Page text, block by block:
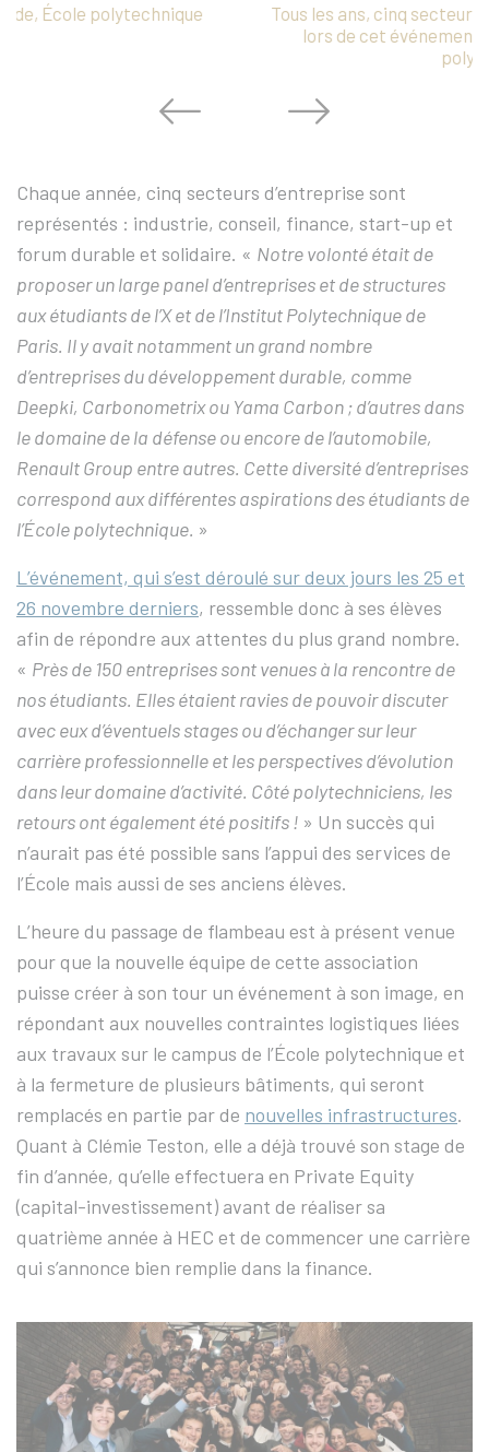
Tous les ans, cinq secteurs d’entreprise sont représentés
lors de cet événement. © Jérémy Barande, École
Chaque année, cinq secteurs d’entreprise sont
représentés : industrie, conseil, finance, start-up et
forum durable et solidaire. « Notre volonté était de
proposer un large panel d’entreprises et de structures
aux étudiants de l’X et de l’Institut Polytechnique de
Paris. Il y avait notamment un grand nombre
d’entreprises du développement durable, comme
Deepki, Carbonometrix ou Yama Carbon ; d’autres dans
le domaine de la défense ou encore de l’automobile,
Renault Group entre autres. Cette diversité d’entreprises
correspond aux différentes aspirations des étudiants de
l’École polytechnique. »
L’événement, qui s’est déroulé sur deux jours les 25 et
26 novembre derniers, ressemble donc à ses élèves
afin de répondre aux attentes du plus grand nombre.
« Près de 150 entreprises sont venues à la rencontre de
nos étudiants. Elles étaient ravies de pouvoir discuter
avec eux d’éventuels stages ou d’échanger sur leur
carrière professionnelle et les perspectives d’évolution
dans leur domaine d’activité. Côté polytechniciens, les
retours ont également été positifs ! » Un succès qui
n’aurait pas été possible sans l’appui des services de
l’École mais aussi de ses anciens élèves.
L’heure du passage de flambeau est à présent venue
pour que la nouvelle équipe de cette association
puisse créer à son tour un événement à son image, en
répondant aux nouvelles contraintes logistiques liées
aux travaux sur le campus de l’École polytechnique et
à la fermeture de plusieurs bâtiments, qui seront
remplacés en partie par de nouvelles infrastructures.
Quant à Clémie Teston, elle a déjà trouvé son stage de
fin d’année, qu’elle effectuera en Private Equity
(capital-investissement) avant de réaliser sa
quatrième année à HEC et de commencer une carrière
qui s’annonce bien remplie dans la finance.